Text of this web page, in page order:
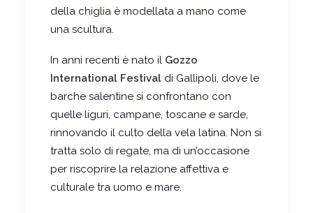
della chiglia è modellata a mano come
una scultura.
In anni recenti è nato il Gozzo
International Festival di Gallipoli, dove le
barche salentine si confrontano con
quelle liguri, campane, toscane e sarde,
rinnovando il culto della vela latina. Non si
tratta solo di regate, ma di un’occasione
per riscoprire la relazione affettiva e
culturale tra uomo e mare.